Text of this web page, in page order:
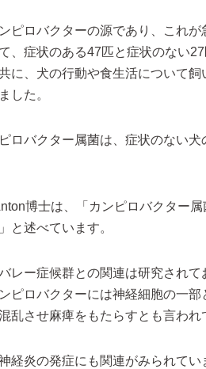
ピロバクターの源であり、これが
、症状のある47匹と症状のない27
に、犬の行動や食生活について飼
した。
ロバクター属菌は、症状のない犬
博士は、「カンピロバクター
と述べています。
レー症候群との関連は研究されて
ピロバクターには神経細胞の一部
乱させ麻痺をもたらすとも言われ
経炎の発症にも関連がみられてい